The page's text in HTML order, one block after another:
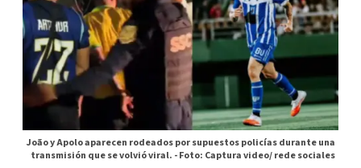
João y Apolo aparecen rodeados por supuestos policías durante una
transmisión que se volvió viral. -Foto: Captura video/ rede sociales